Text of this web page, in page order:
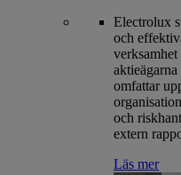
Electrolux
och
omfattar
och
extern
Läs mer